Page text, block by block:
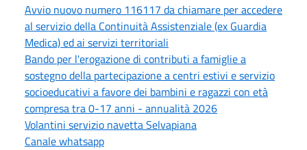
Avvio nuovo numero 116117 da chiamare per accedere
al servizio della Continuità Assistenziale (ex Guardia
Medica) ed ai servizi territoriali
Bando per l'erogazione di contributi a famiglie a
sostegno della partecipazione a centri estivi e servizio
socioeducativi a favore dei bambini e ragazzi con età
compresa tra 0-17 anni - annualità 2026
Volantini servizio navetta Selvapiana
Canale whatsapp